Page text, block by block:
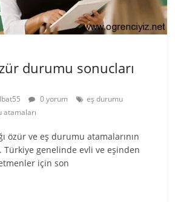
durumu sonucları
0 yorum
eş durumu
atamaları
özür ve eş durumu atamalarının
Türkiye genelinde evli ve eşinden
için son